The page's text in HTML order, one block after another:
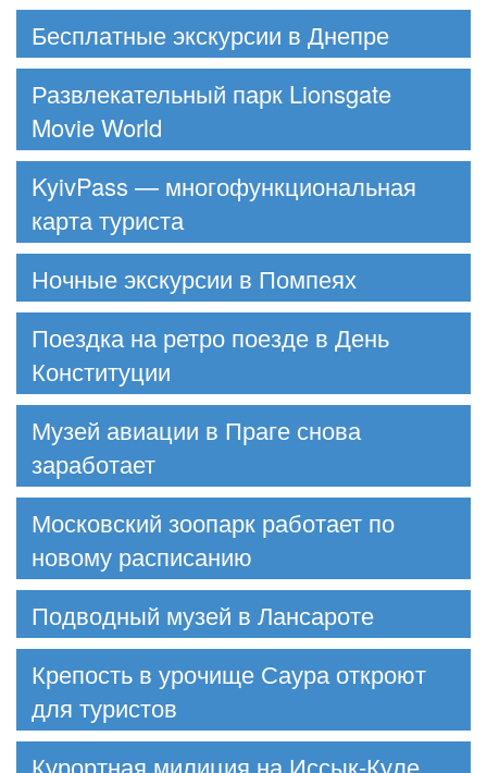
Бесплатные экскурсии в Днепре
Развлекательный парк Lionsgate
Movie World
KyivPass — многофункциональная
карта туриста
Ночные экскурсии в Помпеях
Поездка на ретро поезде в День
Конституции
Музей авиации в Праге снова
заработает
Московский зоопарк работает по
новому расписанию
Подводный музей в Лансароте
Крепость в урочище Саура откроют
для туристов
Курортная милиция на Иссык-Куле